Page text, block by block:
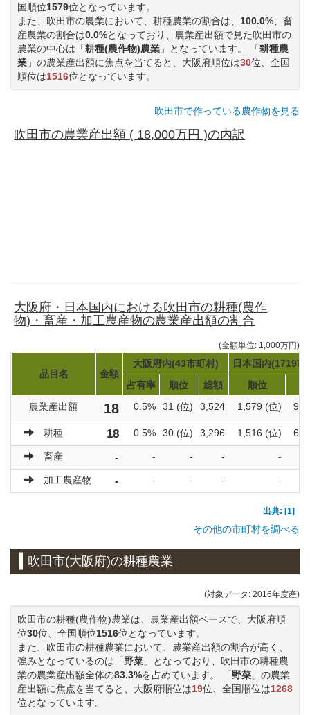
国順位1579位となっています。
また、吹田市の農業において、耕種農業の割合は、 100.0% 、畜
産農業の割合は0.0%となっており、農業産出額で見た吹田市の
農業の中心は「耕種(農作物)農業 」となっています。 「耕種農
業 」の農業産出額に焦点を当てると、大阪府順位は30位、全国
順位は1516位となっています。
吹田市で作っている農作物を見る
吹田市の農業産出額 ( 18,000万円 )の内訳
大阪府・日本国内における吹田市の耕種(農作
物)・畜産・加工農産物の農業産出額の割合
(金額単位: 1,000万円)
品目名 金額
大阪府内(43市町村)
日本国内(1719市
占有率
順位 総額 順位
農業産出額
18 0.5% 31 (位) 3,524 1,579 (位)
耕種 18 0.5% 30 (位) 3,296 1,516 (位)
畜産 - - - - -
加工農産物 - - - - -
出典: [1]
その他の市町村を調べる
吹田市(大阪府)の耕種農業
(対象データ: 2016年度産)
吹田市の耕種(農作物)農業は、農業産出額ベースで、大阪府順
位30位、全国順位1516位となっています。
また、吹田市の耕種農業において、農業産出額の割合が高く、
強みとなっているのは「野菜 」となっており、吹田市の耕種農
業の農業産出額全体の83.3%を占めています。 「野菜 」の農業
産出額に焦点を当てると、大阪府順位は19位、全国順位は1268
位となっています。